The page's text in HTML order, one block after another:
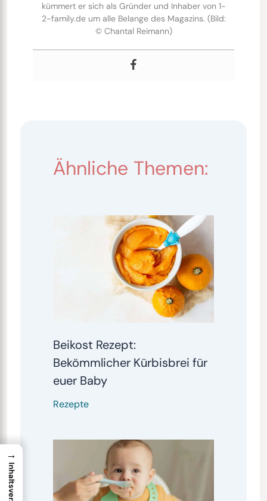
kümmert er sich als Gründer und Inhaber von 1-
2-family.de um alle Belange des Magazins. (Bild:
© Chantal Reimann)
Ähnliche Themen:
Beikost Rezept:
Bekömmlicher Kürbisbrei für
euer Baby
Rezepte
→